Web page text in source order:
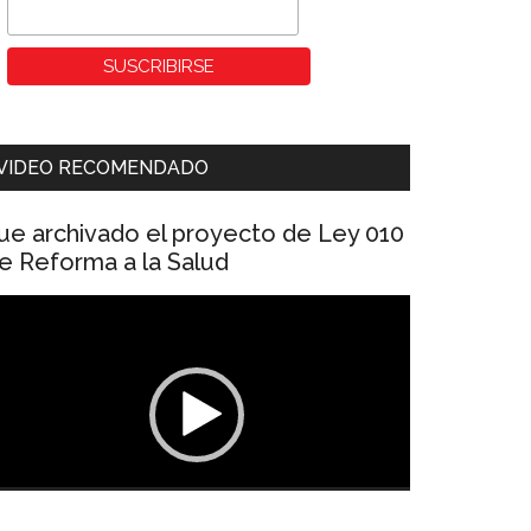
RECOMENDADO
archivado el proyecto de Ley 010
Reforma a la Salud